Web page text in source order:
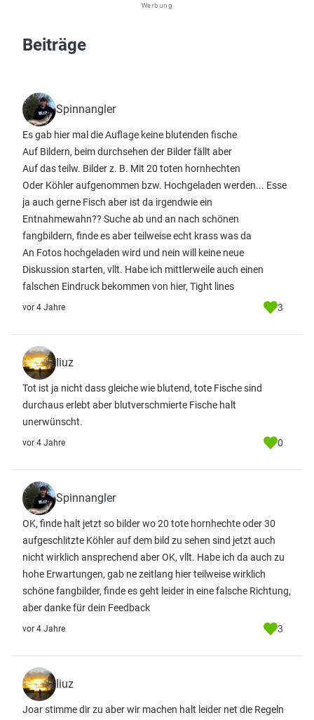
Werbung
Beiträge
Spinnangler
Es gab hier mal die Auflage keine blutenden fische
Auf Bildern, beim durchsehen der Bilder fällt aber
Auf das teilw. Bilder z. B. Mit 20 toten hornhechten
Oder Köhler aufgenommen bzw. Hochgeladen werden... Esse
ja auch gerne Fisch aber ist da irgendwie ein
Entnahmewahn?? Suche ab und an nach schönen
fangbildern, finde es aber teilweise echt krass was da
An Fotos hochgeladen wird und nein will keine neue
Diskussion starten, vllt. Habe ich mittlerweile auch einen
falschen Eindruck bekommen von hier, Tight lines
vor 4 Jahre 3
Iiuz
Tot ist ja nicht dass gleiche wie blutend, tote Fische sind
durchaus erlebt aber blutverschmierte Fische halt
unerwünscht.
vor 4 Jahre 0
Spinnangler
OK, finde halt jetzt so bilder wo 20 tote hornhechte oder 30
aufgeschlitzte Köhler auf dem bild zu sehen sind jetzt auch
nicht wirklich ansprechend aber OK, vllt. Habe ich da auch zu
hohe Erwartungen, gab ne zeitlang hier teilweise wirklich
schöne fangbilder, finde es geht leider in eine falsche Richtung,
aber danke für dein Feedback
vor 4 Jahre 3
Iiuz
Joar stimme dir zu aber wir machen halt leider net die Regeln